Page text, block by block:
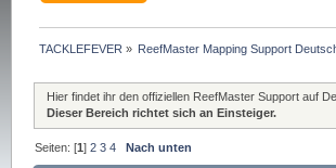
TACKLEFEVER » ReefMaster Mapping Support
Hier findet ihr den offiziellen ReefMaster Support auf
Dieser Bereich richtet sich an Einsteiger.
Seiten: [1]2 3 4 Nach unten